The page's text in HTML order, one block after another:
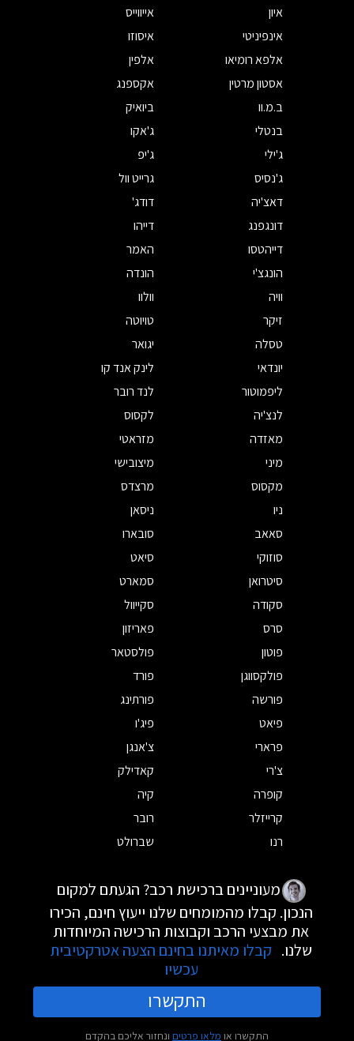
איון
אייווייס
אינפיניטי
איסוזו
אלפא רומיאו
אלפין
אסטון מרטין
אקספנג
ב.מ.וו
ביואיק
בנטלי
ג'אקו
ג'ילי
ג'יפ
ג'נסיס
גרייט וול
דאצ'יה
דודג'
דונגפנג
דייהו
דייהטסו
האמר
הונגצ'י
הונדה
וויה
וולוו
זיקר
טויוטה
טסלה
יגואר
יונדאי
לינק אנד קו
ליפמוטור
לנד רובר
לנצ'יה
לקסוס
מאזדה
מזראטי
מיני
מיצובישי
מקסוס
מרצדס
ניו
ניסאן
סאאב
סובארו
סוזוקי
סיאט
סיטרואן
סמארט
סקודה
סקייוול
סרס
פאריזון
פוטון
פולסטאר
פולקסווגן
פורד
פורשה
פורתינג
פיאט
פיג'ו
פרארי
צ'אנגן
צ'רי
קאדילק
קופרה
קיה
קרייזלר
רובר
רנו
שברולט
מעוניינים ברכישת רכב? הגעתם למקום
הנכון. קבלו מהמומחים שלנו ייעוץ חינם, הכירו
את מבצעי הרכב וקבוצות הרכישה המיוחדות
שלנו. קבלו מאיתנו בחינם הצעה אטרקטיבית
עכשיו
התקשרו
התקשרו או מלאו פרטים ונחזור אליכם בהקדם